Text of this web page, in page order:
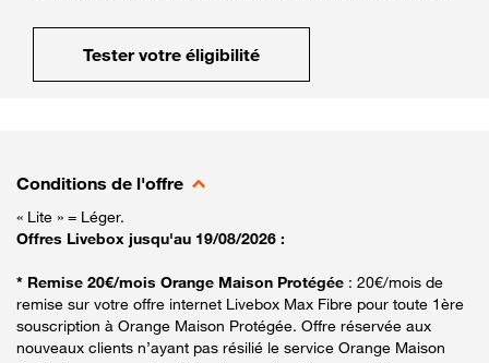
Tester votre éligibilité
Conditions de l'offre
« Lite » = Léger.
Offres Livebox jusqu'au 19/08/2026 :
* Remise 20€/mois Orange Maison Protégée : 20€/mois de
remise sur votre offre internet Livebox Max Fibre pour toute 1ère
souscription à Orange Maison Protégée. Offre réservée aux
nouveaux clients n’ayant pas résilié le service Orange Maison